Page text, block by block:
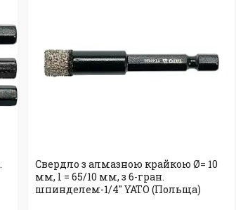
Свердло з алмазною крайкою Ø= 10
мм, l = 65/10 мм, з 6-гран.
шпинделем-1/4" YATO (Польща)